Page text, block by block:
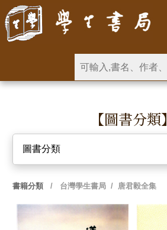
【圖書分類】
圖書分類
書籍分類 / 台灣學生書局 / 唐君毅全集